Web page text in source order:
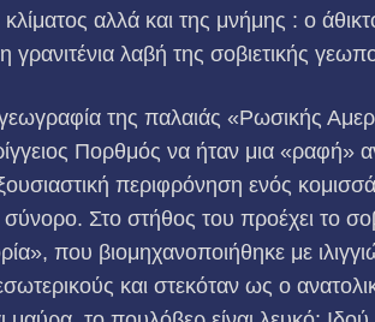
αλλά και της μνήμης : ο
λαβή της σοβιετικής
της παλαιάς «Ρωσικής
Πορθμός να ήταν μια «ραφή»
περιφρόνηση ενός
Στο στήθος του προέχει το
που βιομηχανοποιήθηκε με
και στεκόταν ως ο